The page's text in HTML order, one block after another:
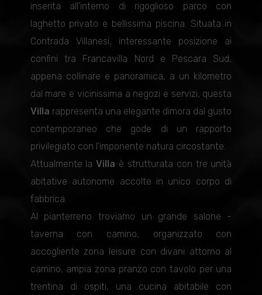
inserita all'interno di rigoglioso parco con
laghetto privato e bellissima piscina. Situata in
Contrada Villanesi, interessante posizione ai
confini tra Francavilla Nord e Pescara Sud,
appena collinare e panoramica, a un kilometro
dal mare e vicinissima a negozi e servizi, questa
Villa rappresenta una elegante dimora dal gusto
contemporaneo che gode di un rapporto
privilegiato con l'imponente natura circostante.
Attualmente laVilla è strutturata con tre unità
abitative autonome accolte in unico corpo di
fabbrica.
Al pianterreno troviamo un grande salone -
taverna con camino, organizzato con
accogliente zona leisure con divani attorno al
camino, ampia zona pranzo con tavolo per una
trentina di ospiti, una cucina abitabile con